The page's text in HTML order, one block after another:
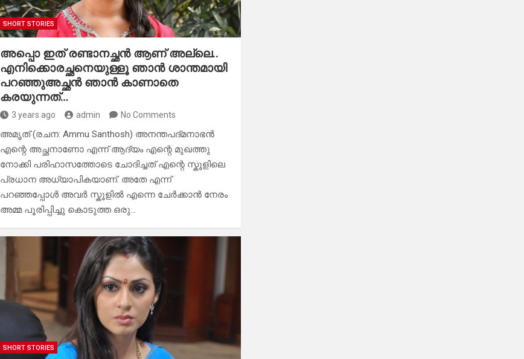
SHORT STORIES
അപ്പൊ ഇത് രണ്ടാനച്ഛൻ ആണ് അല്ലെ..
എനിക്കൊരച്ഛനെയുള്ളൂ ഞാൻ ശാന്തമായി
പറഞ്ഞുഅച്ഛൻ ഞാൻ കാണാതെ
കരയുന്നത്…
3 years ago admin No Comments
അമൃത് (രചന: Ammu Santhosh) അനന്തപദ്മനാഭൻ
എന്റെ അച്ഛനാണോ എന്ന് ആദ്യം എന്റെ മുഖത്തു
നോക്കി പരിഹാസത്തോടെ ചോദിച്ചത് എന്റെ സ്കൂളിലെ
പ്രധാന അധ്യാപികയാണ്. അതേ എന്ന്
പറഞ്ഞപ്പോൾ അവർ സ്കൂളിൽ എന്നെ ചേർക്കാൻ നേരം
അമ്മ പൂരിപ്പിച്ചു കൊടുത്ത ഒരു…
SHORT STORIES